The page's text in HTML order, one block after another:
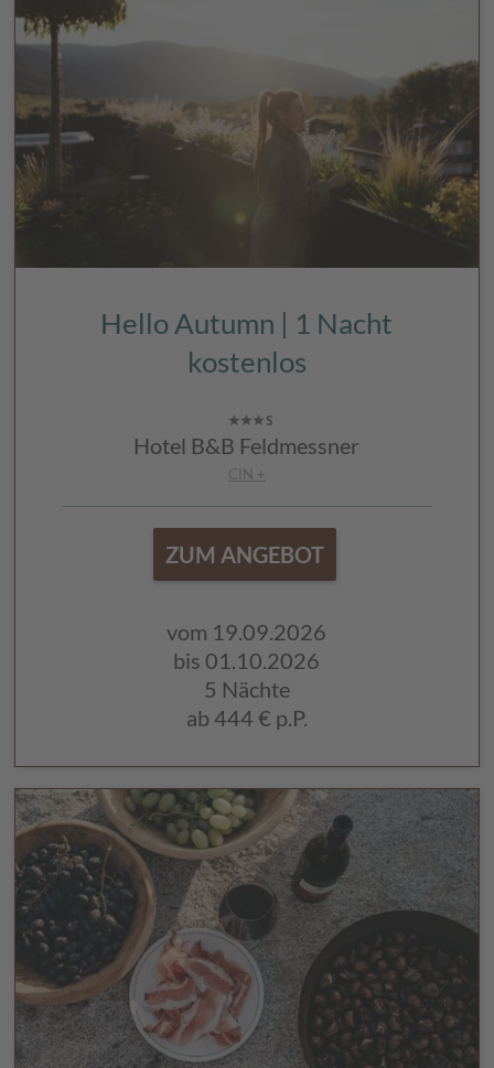
Hello Autumn | 1 Nacht
kostenlos
Hotel B&B Feldmessner
CIN +
ZUM ANGEBOT
vom 19.09.2026
bis 01.10.2026
5 Nächte
ab444 € p.P.